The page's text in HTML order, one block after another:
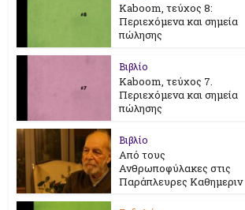
Kaboom, τεύχος 8:
Περιεχόμενα και σημεία
πώλησης
Βιβλίο
Kaboom, τεύχος 7.
Περιεχόμενα και σημεία
πώλησης
Βιβλίο
Από τους
Ανθρωποφύλακες στις
Παράπλευρες Καθημεριν